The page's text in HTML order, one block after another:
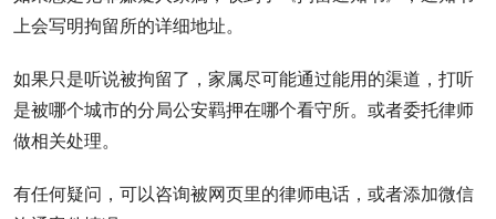
上会写明拘留所的详细地址。
如果只是听说被拘留了，家属尽可能通过能用的渠道，打听
是被哪个城市的分局公安羁押在哪个看守所。或者委托律师
做相关处理。
有任何疑问，可以咨询被网页里的律师电话，或者添加微信